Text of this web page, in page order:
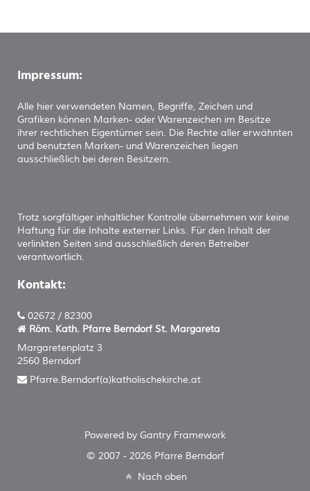
Impressum:
Alle hier verwendeten Namen, Begriffe, Zeichen und
Grafiken können Marken- oder Warenzeichen im Besitze
ihrer rechtlichen Eigentümer sein. Die Rechte aller erwähnten
und benutzten Marken- und Warenzeichen liegen
ausschließlich bei deren Besitzern.
Trotz sorgfältiger inhaltlicher Kontrolle übernehmen wir keine
Haftung für die Inhalte externer Links. Für den Inhalt der
verlinkten Seiten sind ausschließlich deren Betreiber
verantwortlich.
Kontakt:
02672 / 82300
Röm. Kath. Pfarre Berndorf St. Margareta
Margaretenplatz 3
2560 Berndorf
Pfarre.Berndorf(a)katholischekirche.at
Powered by Gantry Framework
© 2007 - 2026 Pfarre Berndorf
Nach oben